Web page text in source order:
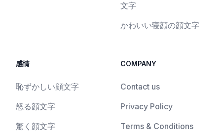
文字
かわいい寝顔の顔文字
感情
恥ずかしい顔文字
怒る顔文字
驚く顔文字
COMPANY
Contact us
Privacy Policy
Terms & Conditions